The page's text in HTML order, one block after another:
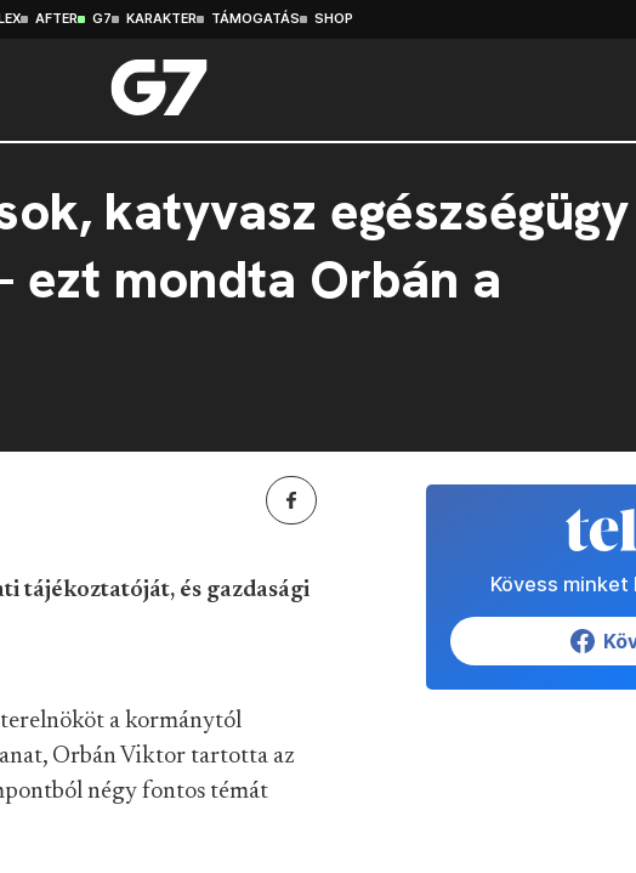
AFTER G7 KARAKTER TÁMOGATÁS SHOP
katyvasz
ezt mondta Orbán a
tájékoztatóját, és gazdasági
a kormánytól
Orbán Viktor tartotta az
négy fontos témát
Kövess minket